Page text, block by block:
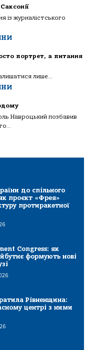
із журналістського
портрет, а питання
лише...
Навроцький позбавив
до спільного
проєкт «Фрея»
протиракетної
Congress: як
формують нові
Рівненщина:
центрі з ними